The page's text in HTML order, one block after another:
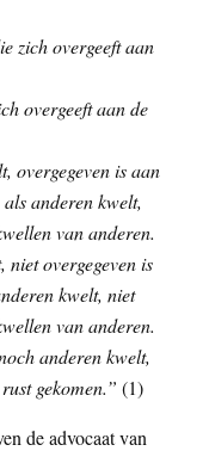
zich overgeeft aan
overgeeft aan de
overgegeven is aan
anderen kwelt,
van anderen.
niet overgegeven is
kwelt, niet
van anderen.
anderen kwelt,
gekomen.” (1)
de advocaat van